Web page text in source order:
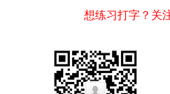
想练习打字？关